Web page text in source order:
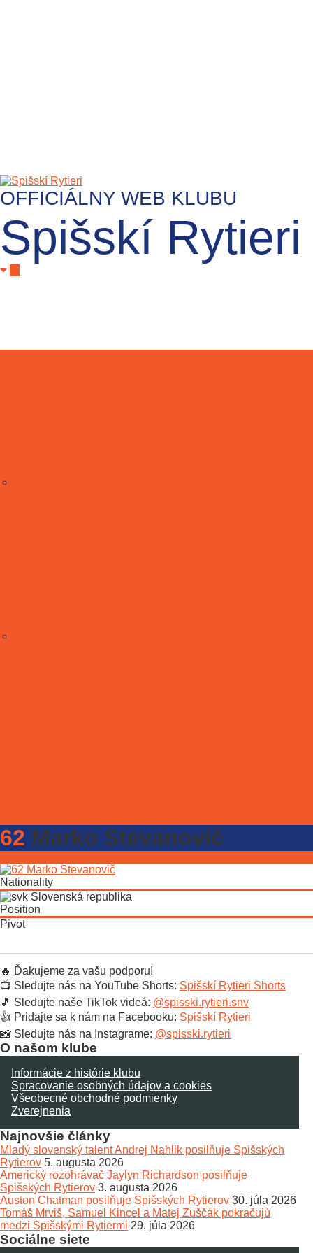
OFFICIÁLNY WEB KLUBU
Spišskí Rytieri
62 Marko Stevanovič
Nationality
Slovenská republika
Position
Pivot
🔥 Ďakujeme za vašu podporu!
📺 Sledujte nás na YouTube Shorts: Spišskí Rytieri Shorts
🎵 Sledujte naše TikTok videá: @spisski.rytieri.snv
👍 Pridajte sa k nám na Facebooku: Spišskí Rytieri
📸 Sledujte nás na Instagrame: @spisski.rytieri
O našom klube
Informácie z histórie klubu
Spracovanie osobných údajov a cookies
Všeobecné obchodné podmienky
Zverejnenia
Najnovšie články
Mladý slovenský talent Andrej Nahlik posilňuje Spišských
Rytierov 5. augusta 2026
Americký rozohrávač Jaylyn Richardson posilňuje
Spišských Rytierov 3. augusta 2026
Auston Chatman posilňuje Spišských Rytierov 30. júla 2026
Tomáš Mrviš, Samuel Kincel a Matej Zuščák pokračujú
medzi Spišskými Rytiermi 29. júla 2026
Sociálne siete